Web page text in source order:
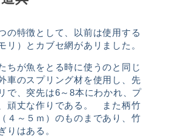
の特徴として、以前は使用する
リ）とカブセ網があリました。
ちが魚をとる時に使うのと同じ
車のスプリング材を使用し、先
で、突先は6～8本にわかれ、プ
頑丈な作りである。 また柄竹
４～５ｍ）のものまであり、竹
りはある。